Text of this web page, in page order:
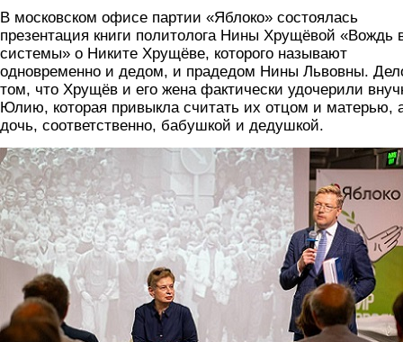
В московском офисе партии «Яблоко» состоялась
презентация книги политолога Нины Хрущёвой «Вождь
системы» о Никите Хрущёве, которого называют
одновременно и дедом, и прадедом Нины Львовны.
том, что Хрущёв и его жена фактически удочерили
Юлию, которая привыкла считать их отцом и матерью,
дочь, соответственно, бабушкой и дедушкой.
vstrecha.jpg